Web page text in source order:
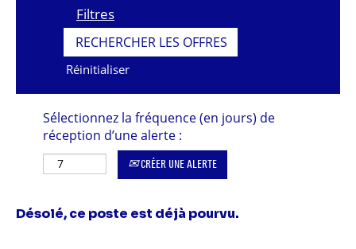
Filtres
Réinitialiser
Sélectionnez la fréquence (en jours) de
réception d’une alerte :
CRÉER UNE ALERTE
Désolé, ce poste est déjà pourvu.